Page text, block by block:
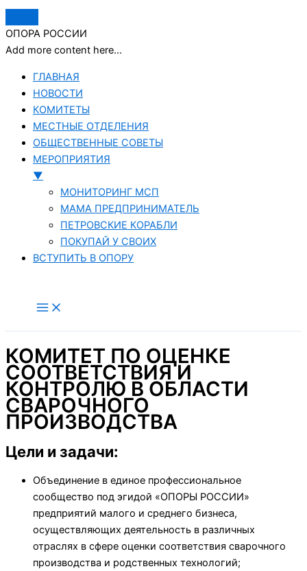
ОПОРА РОССИИ
Add more content here...
ГЛАВНАЯ
НОВОСТИ
КОМИТЕТЫ
МЕСТНЫЕ ОТДЕЛЕНИЯ
ОБЩЕСТВЕННЫЕ СОВЕТЫ
МЕРОПРИЯТИЯ
▼
МОНИТОРИНГ МСП
МАМА ПРЕДПРИНИМАТЕЛЬ
ПЕТРОВСКИЕ КОРАБЛИ
ПОКУПАЙ У СВОИХ
ВСТУПИТЬ В ОПОРУ
КОМИТЕТ ПО ОЦЕНКЕ
СООТВЕТСТВИЯ И
КОНТРОЛЮ В ОБЛАСТИ
СВАРОЧНОГО
ПРОИЗВОДСТВА
Цели и задачи:
Объединение в единое профессиональное
сообщество под эгидой «ОПОРЫ РОССИИ»
предприятий малого и среднего бизнеса,
осуществляющих деятельность в различных
отраслях в сфере оценки соответствия сварочного
производства и родственных технологий;